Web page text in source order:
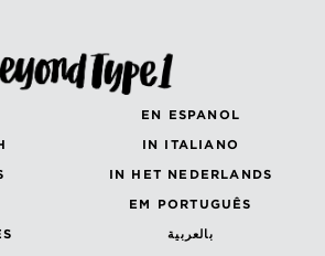
EN ESPANOL
IN ITALIANO
IN HET NEDERLANDS
EM PORTUGUÊS
بالعربية